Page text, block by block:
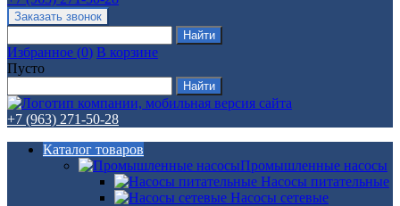
Избранное (0) В корзине
Пусто
+7 (963) 271-50-28
Каталог товаров
Промышленные насосы
Насосы питательные
Насосы сетевые